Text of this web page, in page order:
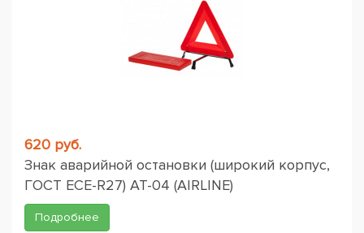
620 руб.
Знак аварийной остановки (широкий корпус,
ГОСТ ЕСЕ-R27) AT-04 (AIRLINE)
Подробнее